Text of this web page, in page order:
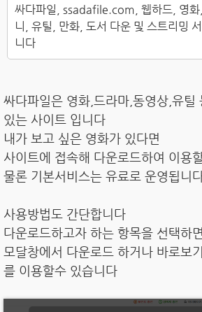
싸다파일, ssadafile.com, 웹하드, 영화
니, 유틸, 만화, 도서 다운 및 스트리밍
니다
싸다파일은 영화,드라마,동영상,유틸
있는 사이트 입니다
내가 보고 싶은 영화가 있다면
사이트에 접속해 다운로드하여 이용
물론 기본서비스는 유료로 운영됩니
사용방법도 간단합니다
다운로드하고자 하는 항목을 선택하
모달창에서 다운로드 하거나 바로보
를 이용할수 있습니다